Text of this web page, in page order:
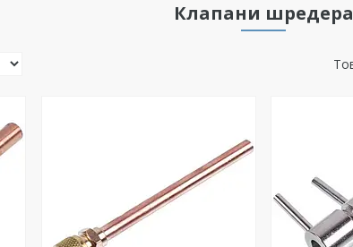
Клапани шредера